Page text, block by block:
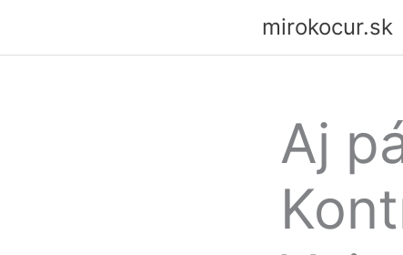
obsah
mirokocur.sk
Aj